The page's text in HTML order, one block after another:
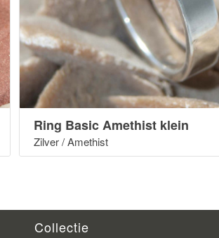
Ring Basic Amethist klein
Zilver / Amethist
Collectie